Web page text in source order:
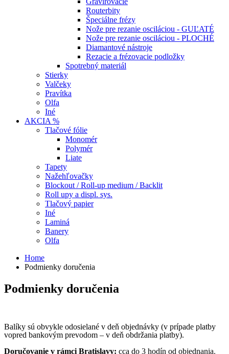
Routerbity
Špeciálne frézy
Nože pre rezanie osciláciou - GUĽATÉ
Nože pre rezanie osciláciou - PLOCHÉ
Diamantové nástroje
Rezacie a frézovacie podložky
Spotrebný materiál
Stierky
Valčeky
Pravítka
Olfa
Iné
AKCIA %
Tlačové fólie
Monomér
Polymér
Liate
Tapety
Nažehľovačky
Blockout / Roll-up medium / Backlit
Roll upy a displ. sys.
Tlačový papier
Iné
Laminá
Banery
Olfa
Home
Podmienky doručenia
Podmienky doručenia
Balíky sú obvykle odosielané v deň objednávky (v prípade platby
vopred bankovým prevodom – v deň obdržania platby).
Doručovanie v rámci Bratislavy: cca do 3 hodín od objednania.